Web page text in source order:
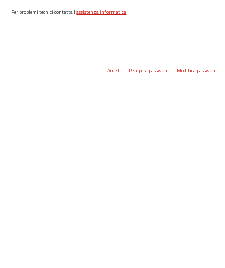
Per problemi tecnici contatta l’assistenza informatica.
Accedi Recupera password Modifica password